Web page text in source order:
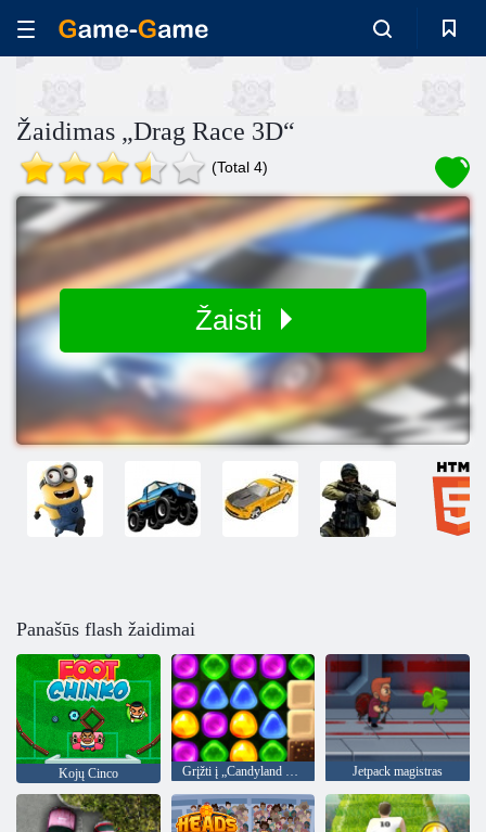
Žaidimas „Drag Race 3D“
(Total 4)
Žaisti
Panašūs flash žaidimai
Kojų Cinco Grįžti į „Candyland 4“: „Lollipop“ sodas Jetpack magistras